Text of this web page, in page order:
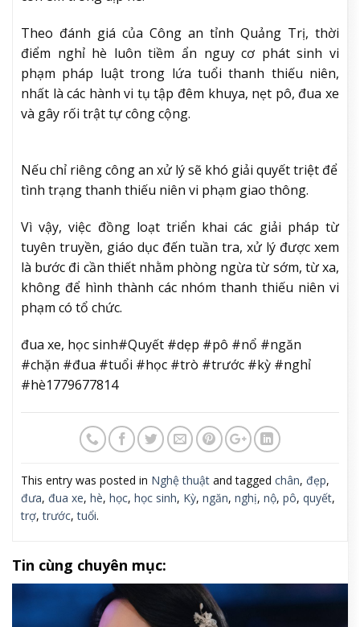
Theo đánh giá của Công an tỉnh Quảng Trị, thời
điểm nghỉ hè luôn tiềm ẩn nguy cơ phát sinh vi
phạm pháp luật trong lứa tuổi thanh thiếu niên,
nhất là các hành vi tụ tập đêm khuya, nẹt pô, đua xe
và gây rối trật tự công cộng.
Nếu chỉ riêng công an xử lý sẽ khó giải quyết triệt để
tình trạng thanh thiếu niên vi phạm giao thông.
Vì vậy, việc đồng loạt triển khai các giải pháp từ
tuyên truyền, giáo dục đến tuần tra, xử lý được xem
là bước đi cần thiết nhằm phòng ngừa từ sớm, từ xa,
không để hình thành các nhóm thanh thiếu niên vi
phạm có tổ chức.
đua xe, học sinh#Quyết #dẹp #pô #nổ #ngăn
#chặn #đua #tuổi #học #trò #trước #kỳ #nghỉ
#hè1779677814
This entry was posted in Nghệ thuật and tagged chân, đẹp,
đưa, đua xe, hè, học, học sinh, Kỳ, ngăn, nghị, nộ, pô, quyết,
trợ,trước,tuổi.
Tin cùng chuyên mục: